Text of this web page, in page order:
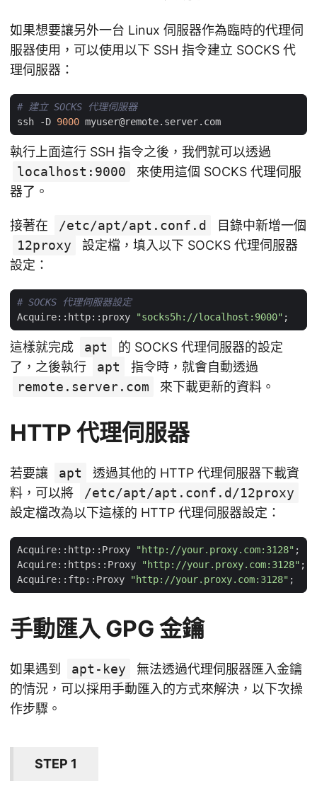
如果想要讓另外一台 Linux 伺服器作為臨時的代理伺
服器使用，可以使用以下 SSH 指令建立 SOCKS 代
理伺服器：
# 建立 SOCKS 代理伺服器
ssh -D 9000 myuser@remote.server.com
執行上面這行 SSH 指令之後，我們就可以透過
localhost:9000
來使用這個 SOCKS 代理伺服
器了。
接著在 /etc/apt/apt.conf.d
目錄中新增一個
12proxy
設定檔，填入以下 SOCKS 代理伺服器
設定：
# SOCKS 代理伺服器設定
Acquire::http::proxy
"socks5h://localhost:9000" ;
這樣就完成 apt
的 SOCKS 代理伺服器的設定
了，之後執行
apt
指令時，就會自動透過
remote.server.com
來下載更新的資料。
HTTP 代理伺服器
若要讓 apt
透過其他的 HTTP 代理伺服器下載資
料，可以將
/etc/apt/apt.conf.d/12proxy
設定檔改為以下這樣的 HTTP 代理伺服器設定：
Acquire::http::Proxy "http://your.proxy.com:3128" ;
Acquire::https::Proxy
"http://your.proxy.com:3128" ;
Acquire::ftp::Proxy
"http://your.proxy.com:3128" ;
手動匯入 GPG 金鑰
如果遇到 apt-key
無法透過代理伺服器匯入金鑰
的情況，可以採用手動匯入的方式來解決，以下次操
作步驟。
STEP 1